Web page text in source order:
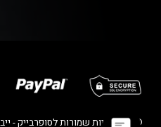
© כל הזכויות שמורות לסופרבייק -